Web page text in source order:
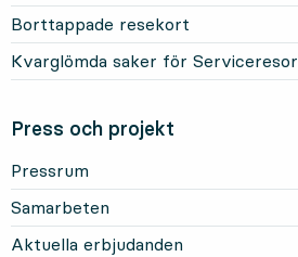
Borttappade resekort
Kvarglömda saker för Serviceresor
Press och projekt
Pressrum
Samarbeten
Aktuella erbjudanden